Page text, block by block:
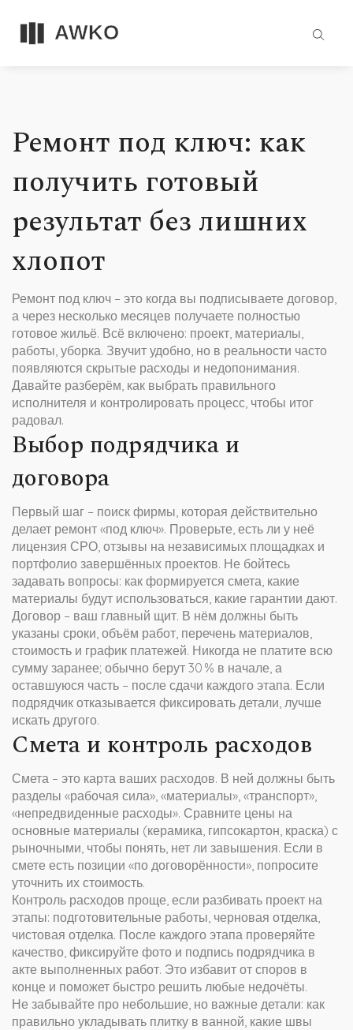
Ремонт под ключ: как
получить готовый
результат без лишних
хлопот
Ремонт под ключ – это когда вы подписываете договор,
а через несколько месяцев получаете полностью
готовое жильё. Всё включено: проект, материалы,
работы, уборка. Звучит удобно, но в реальности часто
появляются скрытые расходы и недопонимания.
Давайте разберём, как выбрать правильного
исполнителя и контролировать процесс, чтобы итог
радовал.
Выбор подрядчика и
договора
Первый шаг – поиск фирмы, которая действительно
делает ремонт «под ключ». Проверьте, есть ли у неё
лицензия СРО, отзывы на независимых площадках и
портфолио завершённых проектов. Не бойтесь
задавать вопросы: как формируется смета, какие
материалы будут использоваться, какие гарантии дают.
Договор – ваш главный щит. В нём должны быть
указаны сроки, объём работ, перечень материалов,
стоимость и график платежей. Никогда не платите всю
сумму заранее; обычно берут 30 % в начале, а
оставшуюся часть – после сдачи каждого этапа. Если
подрядчик отказывается фиксировать детали, лучше
искать другого.
Смета и контроль расходов
Смета – это карта ваших расходов. В ней должны быть
разделы «рабочая сила», «материалы», «транспорт»,
«непредвиденные расходы». Сравните цены на
основные материалы (керамика, гипсокартон, краска) с
рыночными, чтобы понять, нет ли завышения. Если в
смете есть позиции «по договорённости», попросите
уточнить их стоимость.
Контроль расходов проще, если разбивать проект на
этапы: подготовительные работы, черновая отделка,
чистовая отделка. После каждого этапа проверяйте
качество, фиксируйте фото и подпись подрядчика в
акте выполненных работ. Это избавит от споров в
конце и поможет быстро решить любые недочёты.
Не забывайте про небольшие, но важные детали: как
правильно укладывать плитку в ванной, какие швы